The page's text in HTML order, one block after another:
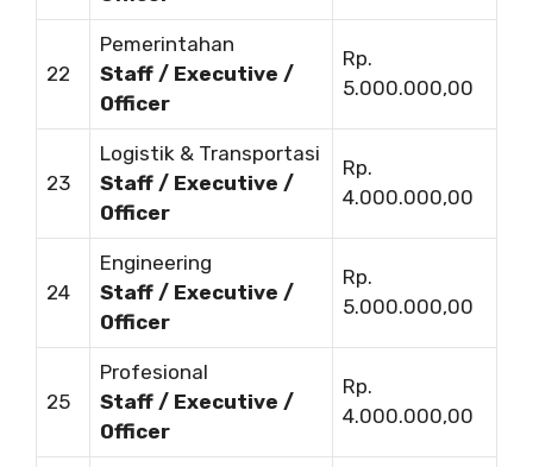
22
Pemerintahan
Staff / Executive /
Officer
Rp.
5.000.000,00
23
Logistik & Transportasi
Staff / Executive /
Officer
Rp.
4.000.000,00
24
Engineering
Staff / Executive /
Officer
Rp.
5.000.000,00
25
Profesional
Staff / Executive /
Officer
Rp.
4.000.000,00